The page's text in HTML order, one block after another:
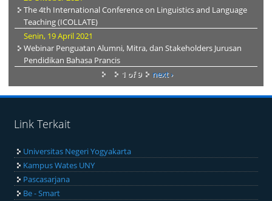
The 4th International Conference on Linguistics and Language
Teaching (ICOLLATE)
Senin, 19 April 2021
Webinar Penguatan Alumni, Mitra, dan Stakeholders Jurusan
Pendidikan Bahasa Prancis
1 of 9
next ›
Link Terkait
Universitas Negeri Yogyakarta
Kampus Wates UNY
Pascasarjana
Be - Smart